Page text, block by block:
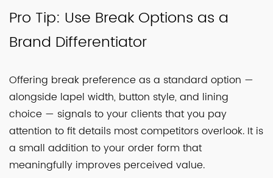
Pro Tip: Use Break Options as a
Brand Differentiator
Offering break preference as a standard option —
alongside lapel width, button style, and lining
choice — signals to your clients that you pay
attention to fit details most competitors overlook. It is
a small addition to your order form that
meaningfully improves perceived value.